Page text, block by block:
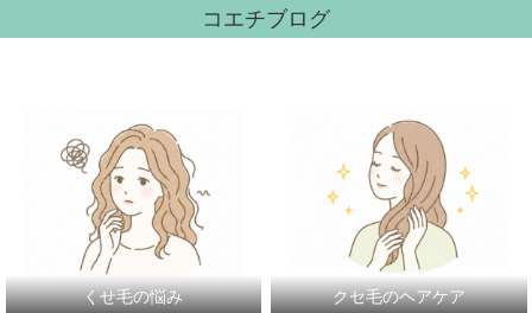
コエチブログ
くせ毛の悩み クセ毛のヘアケア